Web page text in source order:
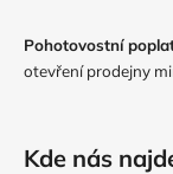
Pohotovostní
otevření prodejny
Kde nás